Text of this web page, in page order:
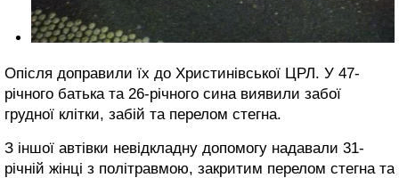
Опісля доправили їх до Христинівської ЦРЛ. У 47-
річного батька та 26-річного сина виявили забої
грудної клітки, забій та перелом стегна.
З іншої автівки невідкладну допомогу надавали 31-
річній жінці з політравмою, закритим перелом стегна та